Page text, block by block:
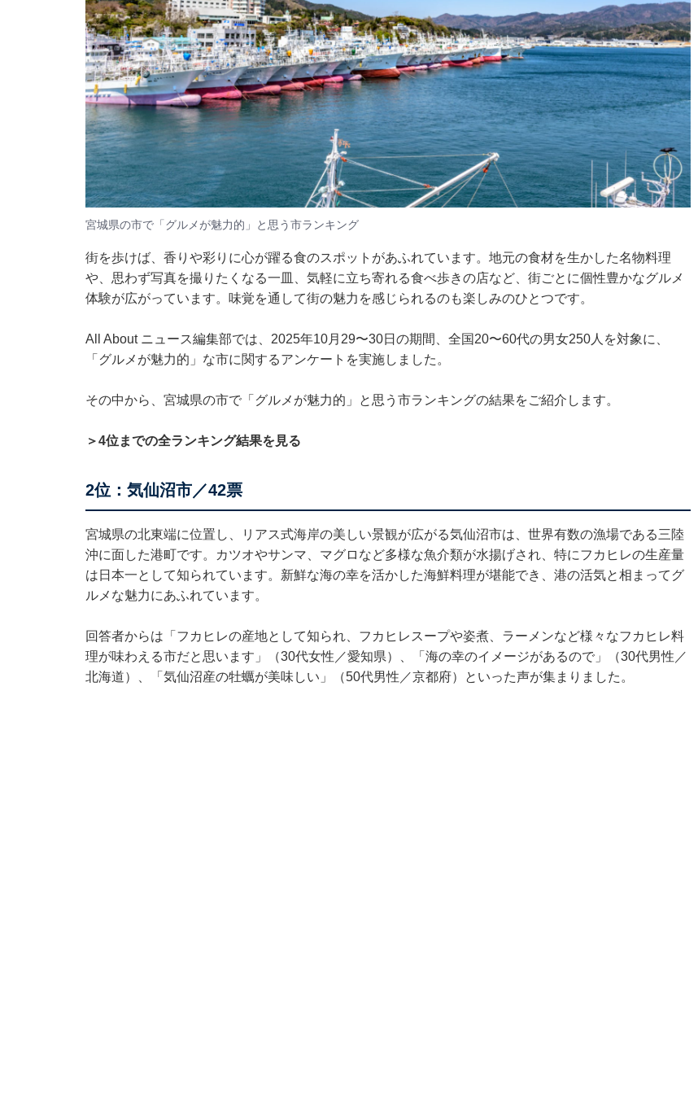
宮城県の市で「グルメが魅力的」と思う市ランキング
街を歩けば、香りや彩りに心が躍る食のスポットがあふれています。地元の食材を生かした名物料理
や、思わず写真を撮りたくなる一皿、気軽に立ち寄れる食べ歩きの店など、街ごとに個性豊かなグルメ
体験が広がっています。味覚を通して街の魅力を感じられるのも楽しみのひとつです。
All About ニュース編集部では、2025年10月29〜30日の期間、全国20〜60代の男女250人を対象に、
「グルメが魅力的」な市に関するアンケートを実施しました。
その中から、宮城県の市で「グルメが魅力的」と思う市ランキングの結果をご紹介します。
＞4位までの全ランキング結果を見る
2位：気仙沼市／42票
宮城県の北東端に位置し、リアス式海岸の美しい景観が広がる気仙沼市は、世界有数の漁場である三陸
沖に面した港町です。カツオやサンマ、マグロなど多様な魚介類が水揚げされ、特にフカヒレの生産量
は日本一として知られています。新鮮な海の幸を活かした海鮮料理が堪能でき、港の活気と相まってグ
ルメな魅力にあふれています。
回答者からは「フカヒレの産地として知られ、フカヒレスープや姿煮、ラーメンなど様々なフカヒレ料
理が味わえる市だと思います」（30代女性／愛知県）、「海の幸のイメージがあるので」（30代男性／
北海道）、「気仙沼産の牡蠣が美味しい」（50代男性／京都府）といった声が集まりました。